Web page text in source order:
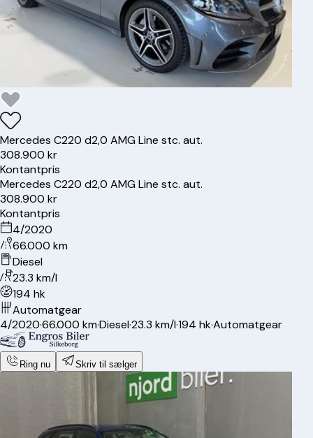
Mercedes C220 d2,0 AMG Line stc. aut.
308.900 kr
Kontantpris
Mercedes C220 d2,0 AMG Line stc. aut.
308.900 kr
Kontantpris
4/2020
66.000 km
Diesel
23.3 km/l
194 hk
Automatgear
4/2020·66.000 km·Diesel·23.3 km/l·194 hk·Automatgear
Ring nu Skriv til sælger